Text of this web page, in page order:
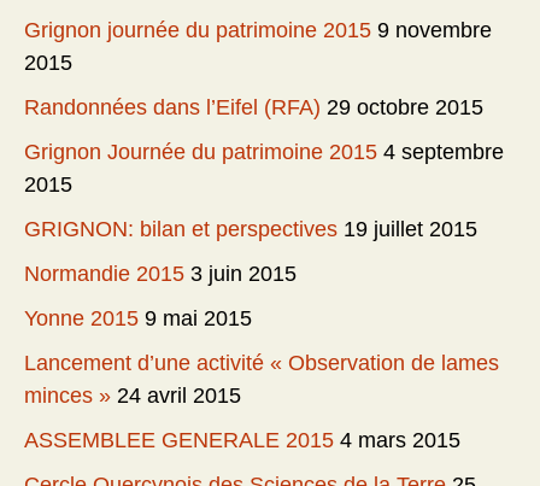
Grignon journée du patrimoine 2015 9 novembre
2015
Randonnées dans l’Eifel (RFA) 29 octobre 2015
Grignon Journée du patrimoine 2015 4 septembre
2015
GRIGNON: bilan et perspectives 19 juillet 2015
Normandie 2015 3 juin 2015
Yonne 2015 9 mai 2015
Lancement d’une activité « Observation de lames
minces » 24 avril 2015
ASSEMBLEE GENERALE 2015 4 mars 2015